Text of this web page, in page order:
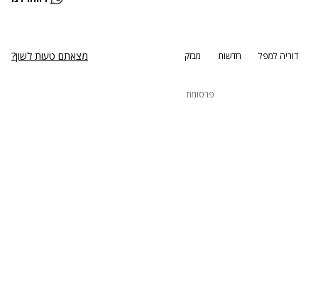
דוריה למפל חדשות מבזק מצאתם טעות לשון?
פרסומת